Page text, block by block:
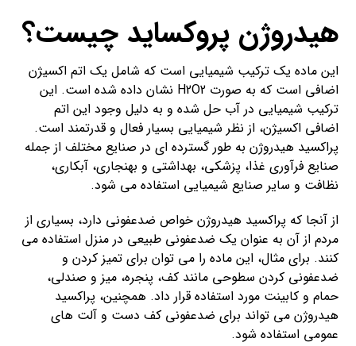
هیدروژن پروکساید چیست؟
این ماده یک ترکیب شیمیایی است که شامل یک اتم اکسیژن
اضافی است که به صورت H2O2 نشان داده شده است. این
ترکیب شیمیایی در آب حل شده و به دلیل وجود این اتم
اضافی اکسیژن، از نظر شیمیایی بسیار فعال و قدرتمند است.
پراکسید هیدروژن به طور گسترده ای در صنایع مختلف از جمله
صنایع فرآوری غذا، پزشکی، بهداشتی و بهنجاری، آبکاری،
نظافت و سایر صنایع شیمیایی استفاده می شود.
از آنجا که پراکسید هیدروژن خواص ضدعفونی دارد، بسیاری از
مردم از آن به عنوان یک ضدعفونی طبیعی در منزل استفاده می
کنند. برای مثال، این ماده را می توان برای تمیز کردن و
ضدعفونی کردن سطوحی مانند کف، پنجره، میز و صندلی،
حمام و کابینت مورد استفاده قرار داد. همچنین، پراکسید
هیدروژن می تواند برای ضدعفونی کف دست و آلت های
عمومی استفاده شود.